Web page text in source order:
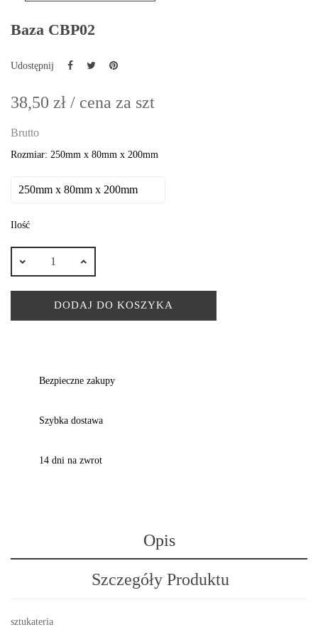
Baza CBP02
Udostępnij
38,50 zł / cena za szt
Brutto
Rozmiar: 250mm x 80mm x 200mm
Ilość
DODAJ DO KOSZYKA
Bezpieczne zakupy
Szybka dostawa
14 dni na zwrot
Opis
Szczegóły Produktu
sztukateria